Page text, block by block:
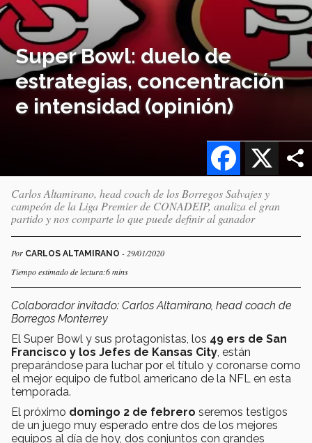
Super Bowl: duelo de
estrategias, concentración
e intensidad (opinión)
X
Facebook
Carlos Altamirano, head coach de los Borregos Salvajes y
campeón de la Liga Premier de CONADEIP, analiza el gran
partido y nos comparte lo que puede definir al ganador
Por CARLOS ALTAMIRANO - 29/01/2020
Tiempo estimado de lectura:6 mins
Colaborador invitado: Carlos Altamirano, head coach de
Borregos Monterrey
El Super Bowl y sus protagonistas, los 49 ers de San
Francisco y los Jefes de Kansas City , están
preparándose para luchar por el título y coronarse como
el mejor equipo de futbol americano de la NFL en esta
temporada.
El próximo domingo 2 de febrero seremos testigos
de un juego muy esperado entre dos de los mejores
equipos al día de hoy, dos conjuntos con grandes